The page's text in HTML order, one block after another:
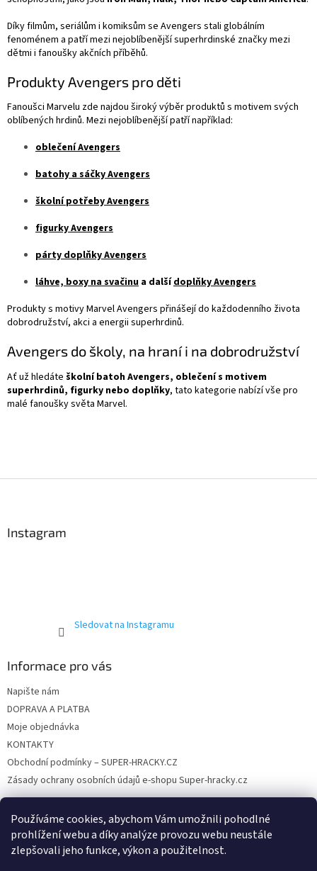
Používáme cookies, abychom Vám umožnili pohodlné
prohlížení webu a díky analýze provozu webu neustále
zlepšovali jeho funkce, výkon a použitelnost.
k
y
p
s
u
Díky filmům, seriálům i komiksům se Avengers stali globálním
fenoménem a patří mezi nejoblíbenější superhrdinské značky mezi
dětmi i fanoušky akčních příběhů.
Produkty Avengers pro děti
Fanoušci Marvelu zde najdou široký výběr produktů s motivem svých
oblíbených hrdinů. Mezi nejoblíbenější patří například:
oblečení Avengers
batohy a sáčky Avengers
školní potřeby Avengers
figurky Avengers
párty doplňky Avengers
láhve, boxy na svačinu a dalšídoplňky Avengers
Produkty s motivy Marvel Avengers přinášejí do každodenního života
dobrodružství, akci a energii superhrdinů.
Avengers do školy, na hraní i na dobrodružství
Ať už hledáte školní batoh Avengers, oblečení s motivem
superhrdinů, figurky nebo doplňky, tato kategorie nabízí vše pro
malé fanoušky světa Marvel.
Instagram
Sledovat na Instagramu
Informace pro vás
Napište nám
DOPRAVA A PLATBA
Moje objednávka
KONTAKTY
Obchodní podmínky – SUPER-HRACKY.CZ
Zásady ochrany osobních údajů e-shopu Super-hracky.cz
Instagram